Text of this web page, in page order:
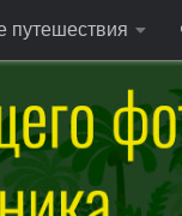
путешествия